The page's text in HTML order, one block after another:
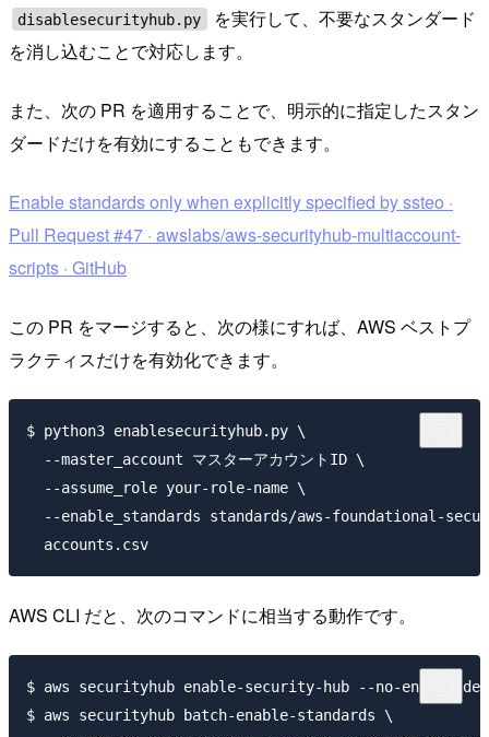
disablesecurityhub.py
を実行して、不要なスタンダード
を消し込むことで対応します。
また、次の PR を適用することで、明示的に指定したスタン
ダードだけを有効にすることもできます。
Enable standards only when explicitly specified by ssteo ·
Pull Request #47 · awslabs/aws-securityhub-multiaccount-
scripts · GitHub
この PR をマージすると、次の様にすれば、AWS ベストプ
ラクティスだけを有効化できます。
$ python3 enablesecurityhub.py \
  --master_account マスターアカウントID \
  --assume_role your-role-name \
--enable_standards standards/aws-foundational-
AWS CLI だと、次のコマンドに相当する動作です。
$ aws securityhub enable-security-hub --no-enable-
$ aws securityhub batch-enable-standards \